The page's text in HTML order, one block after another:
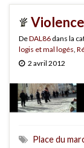
DeDAL86 dans la
logis et mal logés,
2 avril 2012
Place du